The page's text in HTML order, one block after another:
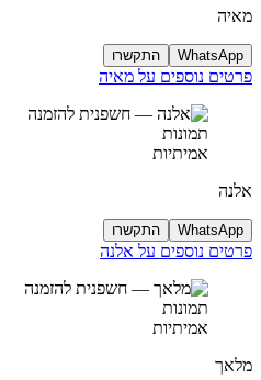
מאיה
WhatsApp התקשרו
פרטים נוספים על מאיה
תמונות
אמיתיות
אלנה
WhatsApp התקשרו
פרטים נוספים על אלנה
תמונות
אמיתיות
מלאך